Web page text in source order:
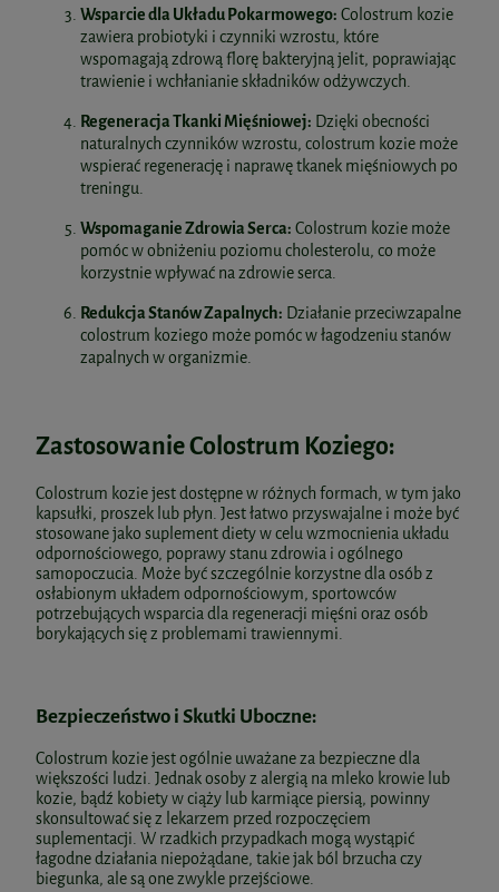
Wsparcie dla Układu Pokarmowego: Colostrum kozie
zawiera probiotyki i czynniki wzrostu, które
wspomagają zdrową florę bakteryjną jelit, poprawiając
trawienie i wchłanianie składników odżywczych.
Regeneracja Tkanki Mięśniowej: Dzięki obecności
naturalnych czynników wzrostu, colostrum kozie może
wspierać regenerację i naprawę tkanek mięśniowych po
treningu.
Wspomaganie Zdrowia Serca: Colostrum kozie może
pomóc w obniżeniu poziomu cholesterolu, co może
korzystnie wpływać na zdrowie serca.
Redukcja Stanów Zapalnych: Działanie przeciwzapalne
colostrum koziego może pomóc w łagodzeniu stanów
zapalnych w organizmie.
Zastosowanie Colostrum Koziego:
Colostrum kozie jest dostępne w różnych formach, w tym jako
kapsułki, proszek lub płyn. Jest łatwo przyswajalne i może być
stosowane jako suplement diety w celu wzmocnienia układu
odpornościowego, poprawy stanu zdrowia i ogólnego
samopoczucia. Może być szczególnie korzystne dla osób z
osłabionym układem odpornościowym, sportowców
potrzebujących wsparcia dla regeneracji mięśni oraz osób
borykających się z problemami trawiennymi.
Bezpieczeństwo i Skutki Uboczne:
Colostrum kozie jest ogólnie uważane za bezpieczne dla
większości ludzi. Jednak osoby z alergią na mleko krowie lub
kozie, bądź kobiety w ciąży lub karmiące piersią, powinny
skonsultować się z lekarzem przed rozpoczęciem
suplementacji. W rzadkich przypadkach mogą wystąpić
łagodne działania niepożądane, takie jak ból brzucha czy
biegunka, ale są one zwykle przejściowe.